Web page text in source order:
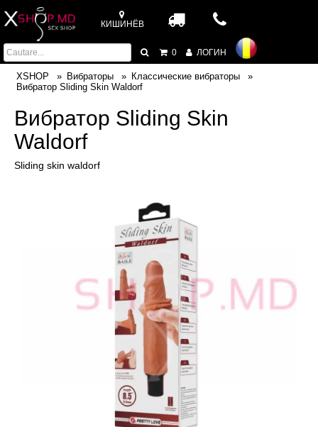
КИШИНЁВ
0 ЛОГИН
XSHOP Вибраторы
Классические вибраторы
Вибратор Sliding Skin Waldorf
Вибратор Sliding Skin
Waldorf
Sliding skin waldorf